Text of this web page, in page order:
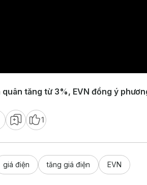
quân tăng từ 3%, EVN đồng ý
1
giá điện tăng giá điện EVN